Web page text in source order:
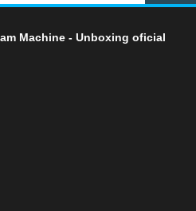
Machine - Unboxing oficial